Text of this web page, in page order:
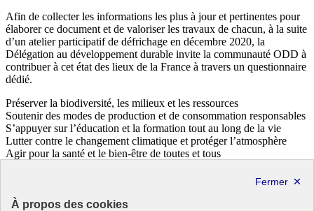
À propos des cookies
Afin de collecter les informations les plus à jour et pertinentes pour
élaborer ce document et de valoriser les travaux de chacun, à la suite
d’un atelier participatif de défrichage en décembre 2020, la
Délégation au développement durable invite la communauté ODD à
contribuer à cet état des lieux de la France à travers un questionnaire
dédié.
Préserver la biodiversité, les milieux et les ressources
Soutenir des modes de production et de consommation responsables
S’appuyer sur l’éducation et la formation tout au long de la vie
Lutter contre le changement climatique et protéger l’atmosphère
Agir pour la santé et le bien-être de toutes et tous
28 janvier 2021 - En France